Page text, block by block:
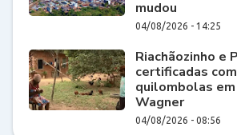
mudou
04/08/2026 - 14:25
Riachãozinho e
certificadas
quilombolas
Wagner
04/08/2026 - 08:56